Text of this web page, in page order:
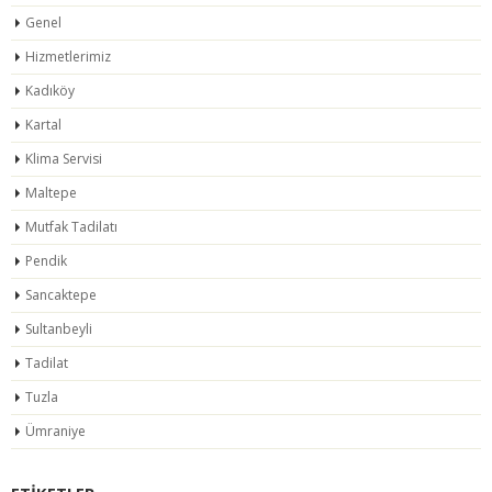
Genel
Hizmetlerimiz
Kadıköy
Kartal
Klima Servisi
Maltepe
Mutfak Tadilatı
Pendik
Sancaktepe
Sultanbeyli
Tadilat
Tuzla
Ümraniye